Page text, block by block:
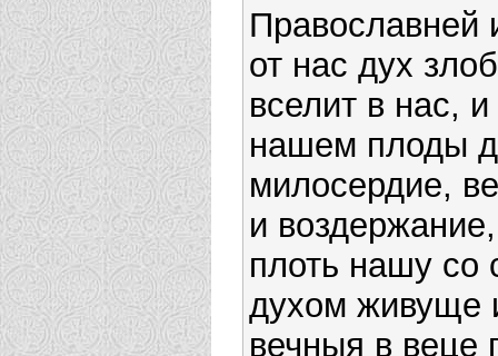
Православней
от нас дух
вселит в нас,
нашем плоды
милосердие,
и
плоть нашу со
духом живуще
вечныя в веце